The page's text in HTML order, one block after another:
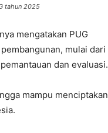
tahun 2025
mengatakan PUG
mulai dari
dan evaluasi.
mampu menciptakan